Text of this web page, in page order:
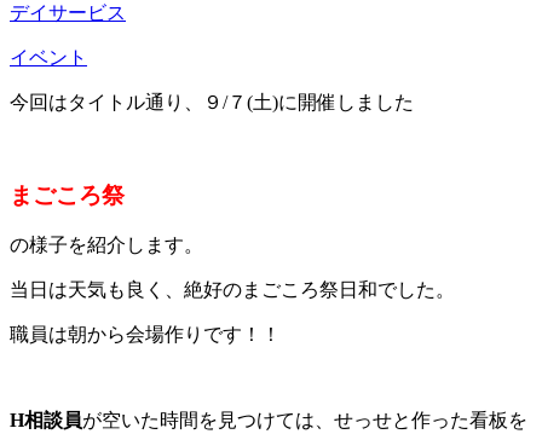
デイサービス
イベント
今回はタイトル通り、９/７(土)に開催しました
まごころ祭
の様子を紹介します。
当日は天気も良く、絶好のまごころ祭日和でした。
職員は朝から会場作りです！！
H相談員が空いた時間を見つけては、せっせと作った看板を